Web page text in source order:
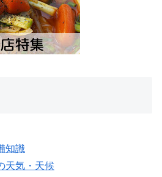
知識
天気・天候